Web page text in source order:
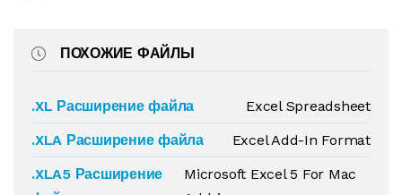
ПОХОЖИЕ ФАЙЛЫ
.XL Расширение файла
Excel Spreadsheet
.XLA Расширение файла
Excel Add-In Format
.XLA5 Расширение
Microsoft Excel 5 For Mac